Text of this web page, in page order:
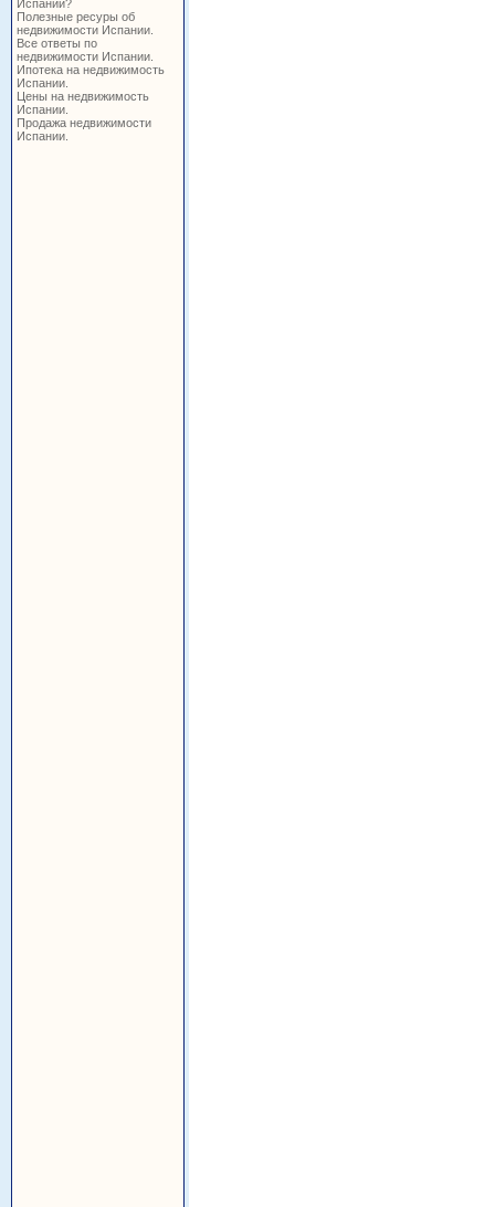
Испании?
Полезные ресуры об
недвижимости Испании.
Все ответы по
недвижимости Испании.
Ипотека на недвижимость
Испании.
Цены на недвижимость
Испании.
Продажа недвижимости
Испании.